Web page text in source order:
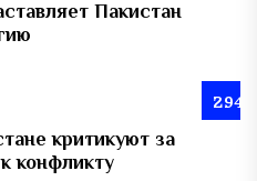
Пакистан
294
критикуют за
конфликту